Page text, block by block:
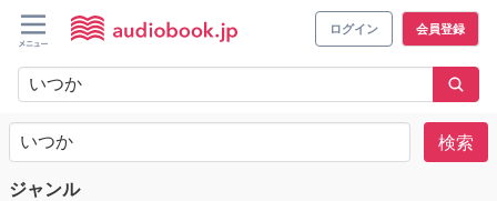
ログイン 会員登録
検索
ジャンル